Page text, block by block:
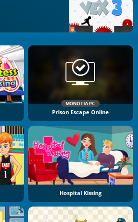
ΜΌΝΟ ΓΙΑ PC
Prison Escape Online
Hospital Kissing